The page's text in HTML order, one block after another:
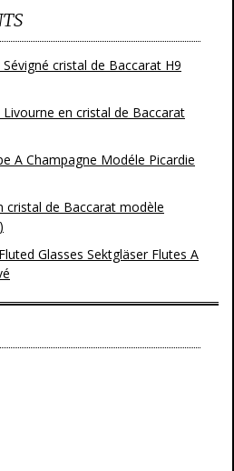
cristal de Baccarat H9
en cristal de Baccarat
A Champagne Modéle Picardie
cristal de Baccarat modèle
Glasses Sektgläser Flutes A